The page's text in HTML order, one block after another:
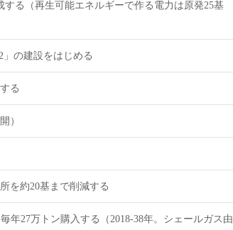
る（再生可能エネルギーで作る電力は原発25基
の建設をはじめる
る
）
所を約20基まで削減する
毎年27万トン購入する（2018-38年。シェールガス由